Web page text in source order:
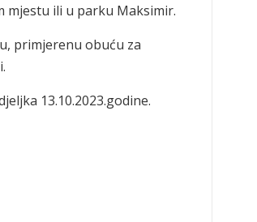
mjestu ili u parku Maksimir.
primjerenu obuću za
13.10.2023.godine.